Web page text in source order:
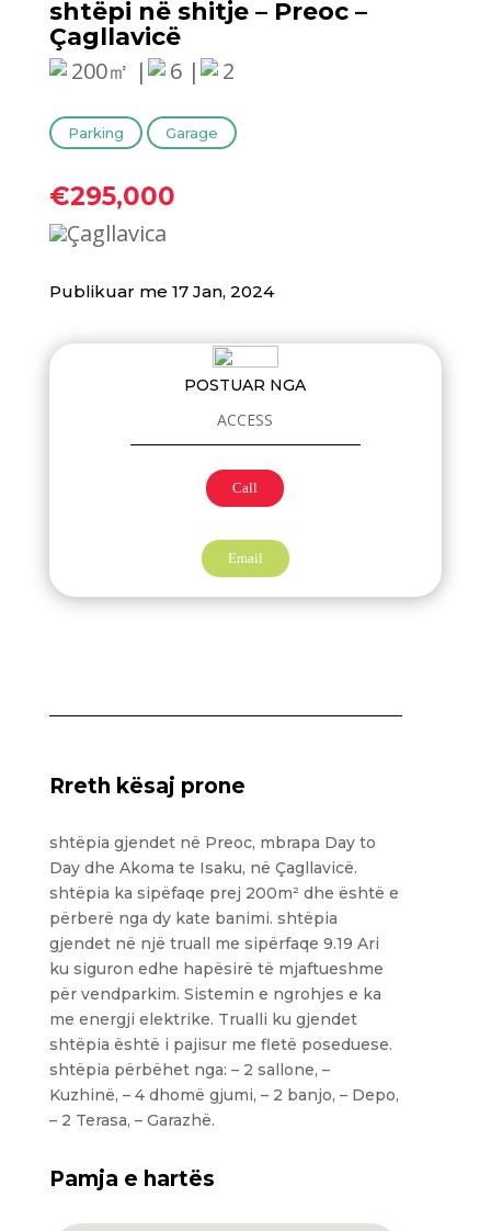
shtëpi në shitje – Preoc –
Çagllavicë
200㎡ |
6 | 2
Parking Garage
€295,000
Çagllavica
Publikuar me 17 Jan, 2024
POSTUAR NGA
ACCESS
Call
Email
Rreth kësaj prone
shtëpia gjendet në Preoc, mbrapa Day to
Day dhe Akoma te Isaku, në Çagllavicë.
shtëpia ka sipëfaqe prej 200m² dhe është e
përberë nga dy kate banimi. shtëpia
gjendet në një truall me sipërfaqe 9.19 Ari
ku siguron edhe hapësirë të mjaftueshme
për vendparkim. Sistemin e ngrohjes e ka
me energji elektrike. Trualli ku gjendet
shtëpia është i pajisur me fletë poseduese.
shtëpia përbëhet nga: – 2 sallone, –
Kuzhinë, – 4 dhomë gjumi, – 2 banjo, – Depo,
– 2 Terasa, – Garazhë.
Pamja e hartës